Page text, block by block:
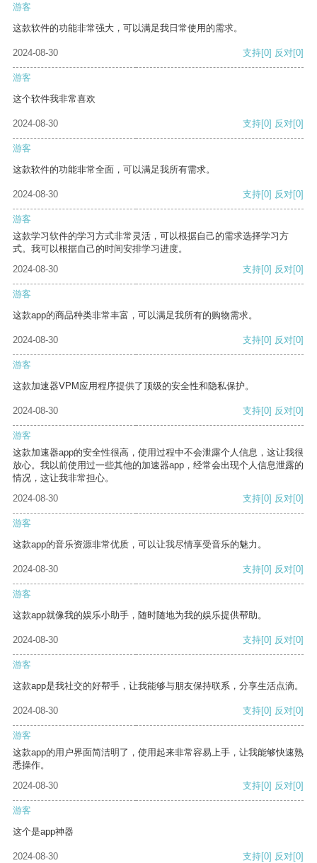
游客
这款软件的功能非常强大，可以满足我日常使用的需求。
2024-08-30 支持[0] 反对[0]
游客
这个软件我非常喜欢
2024-08-30 支持[0] 反对[0]
游客
这款软件的功能非常全面，可以满足我所有需求。
2024-08-30 支持[0] 反对[0]
游客
这款学习软件的学习方式非常灵活，可以根据自己的需求选择学习方
式。我可以根据自己的时间安排学习进度。
2024-08-30
支持[0] 反对[0]
游客
这款app的商品种类非常丰富，可以满足我所有的购物需求。
2024-08-30 支持[0] 反对[0]
游客
这款加速器VPM应用程序提供了顶级的安全性和隐私保护。
2024-08-30 支持[0] 反对[0]
游客
这款加速器app的安全性很高，使用过程中不会泄露个人信息，这让我很
放心。我以前使用过一些其他的加速器app，经常会出现个人信息泄露的
情况，这让我非常担心。
2024-08-30
支持[0] 反对[0]
游客
这款app的音乐资源非常优质，可以让我尽情享受音乐的魅力。
2024-08-30 支持[0] 反对[0]
游客
这款app就像我的娱乐小助手，随时随地为我的娱乐提供帮助。
2024-08-30 支持[0] 反对[0]
游客
这款app是我社交的好帮手，让我能够与朋友保持联系，分享生活点滴。
2024-08-30 支持[0] 反对[0]
游客
这款app的用户界面简洁明了，使用起来非常容易上手，让我能够快速熟
悉操作。
2024-08-30
支持[0] 反对[0]
游客
这个是app神器
2024-08-30 支持[0] 反对[0]